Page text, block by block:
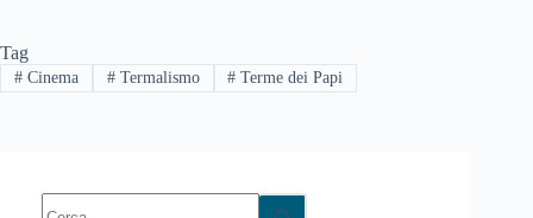
Tag
#Cinema #Termalismo # Terme dei Papi